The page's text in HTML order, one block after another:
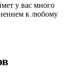
у вас много
к любому